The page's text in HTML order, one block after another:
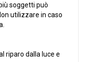
soggetti può
utilizzare in caso
riparo dalla luce e